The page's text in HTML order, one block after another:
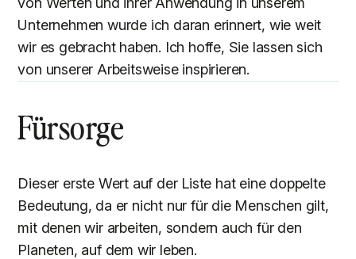
Unternehmen wurde ich daran erinnert, wie weit
wir es gebracht haben. Ich hoffe, Sie lassen sich
von unserer Arbeitsweise inspirieren.
Fürsorge
Dieser erste Wert auf der Liste hat eine doppelte
Bedeutung, da er nicht nur für die Menschen gilt,
mit denen wir arbeiten, sondern auch für den
Planeten, auf dem wir leben.